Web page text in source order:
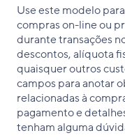
Use este modelo
compras on-line ou
durante transações
descontos, alíquota
quaisquer outros
campos para anotar
relacionadas à
pagamento e
tenham alguma